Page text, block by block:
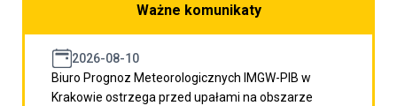
Ważne komunikaty
2026-08-10
Biuro Prognoz Meteorologicznych IMGW-PIB w
Krakowie ostrzega przed upałami na obszarze